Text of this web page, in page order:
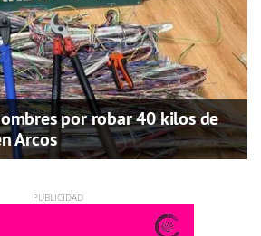
por robar 40 kilos de
Arcos